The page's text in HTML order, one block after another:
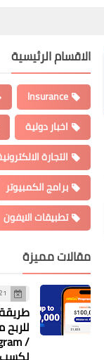
الاقسام الرئيسية
Insurance
اخبار دولية
التجارة
برامج الكمبيوتر
تطبيقات الايفون
مقالات مميزة
21